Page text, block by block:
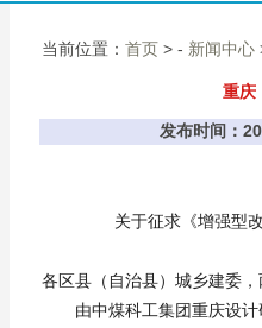
当前位置： 首页 > - 新闻中心
重庆
发布时间：
关于征求《增强型
各区县（自治县）城乡建委
由中煤科工集团重庆设计